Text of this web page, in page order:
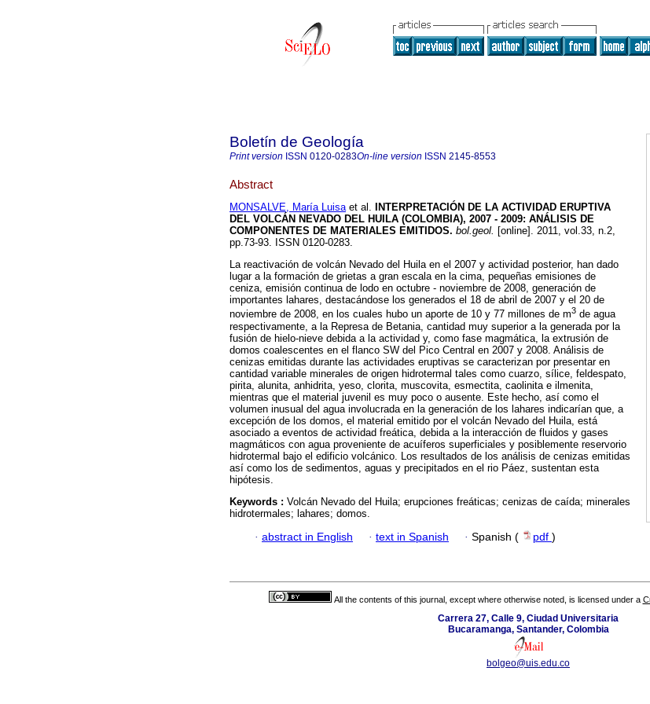
Boletín de Geología
Print version ISSN 0120-0283On-line version ISSN 2145-8553
Abstract
MONSALVE, María Luisaet al.
INTERPRETACIÓN DE LA ACTIVIDAD ERUPTIVA
DEL VOLCÁN NEVADO DEL HUILA (COLOMBIA), 2007 - 2009: ANÁLISIS DE
COMPONENTES DE MATERIALES EMITIDOS. bol.geol. [online]. 2011, vol.33, n.2,
pp.73-93. ISSN 0120-0283.
La reactivación de volcán Nevado del Huila en el 2007 y actividad posterior, han dado
lugar a la formación de grietas a gran escala en la cima, pequeñas emisiones de
ceniza, emisión continua de lodo en octubre - noviembre de 2008, generación de
importantes lahares, destacándose los generados el 18 de abril de 2007 y el 20 de
noviembre de 2008, en los cuales hubo un aporte de 10 y 77 millones de m3 de agua
respectivamente, a la Represa de Betania, cantidad muy superior a la generada por la
fusión de hielo-nieve debida a la actividad y, como fase magmática, la extrusión de
domos coalescentes en el flanco SW del Pico Central en 2007 y 2008. Análisis de
cenizas emitidas durante las actividades eruptivas se caracterizan por presentar en
cantidad variable minerales de origen hidrotermal tales como cuarzo, sílice, feldespato,
pirita, alunita, anhidrita, yeso, clorita, muscovita, esmectita, caolinita e ilmenita,
mientras que el material juvenil es muy poco o ausente. Este hecho, así como el
volumen inusual del agua involucrada en la generación de los lahares indicarían que, a
excepción de los domos, el material emitido por el volcán Nevado del Huila, está
asociado a eventos de actividad freática, debida a la interacción de fluidos y gases
magmáticos con agua proveniente de acuíferos superficiales y posiblemente reservorio
hidrotermal bajo el edificio volcánico. Los resultados de los análisis de cenizas emitidas
así como los de sedimentos, aguas y precipitados en el rio Páez, sustentan esta
hipótesis.
Keywords : Volcán Nevado del Huila; erupciones freáticas; cenizas de caída; minerales
hidrotermales; lahares; domos.
· abstract in English · text in Spanish · Spanish ( pdf )
All the contents of this journal, except where otherwise noted, is licensed under a
Carrera 27, Calle 9, Ciudad Universitaria
Bucaramanga, Santander, Colombia
bolgeo@uis.edu.co